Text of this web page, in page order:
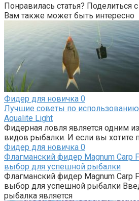
Понравилась статья? Поделиться
Вам также может быть интересно
Фидер для новичка 0
Лучшие советы по
Aqualite Light
Фидерная ловля является одним
видов рыбалки. И если вы хотите
Фидер для новичка 0
Флагманский фидер Magnum Carp
выбор для успешной рыбалки
Флагманский фидер Magnum Carp
выбор для успешной рыбалки
рыбалка является